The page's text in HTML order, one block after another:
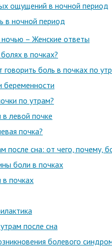
ощущений в ночной период
в ночной период
– Женские ответы
в почках?
боль в почках по
беременности
по утрам?
левой почке
почка?
после сна: от чего, почему,
боли в почках
в почках
после сна
болевого